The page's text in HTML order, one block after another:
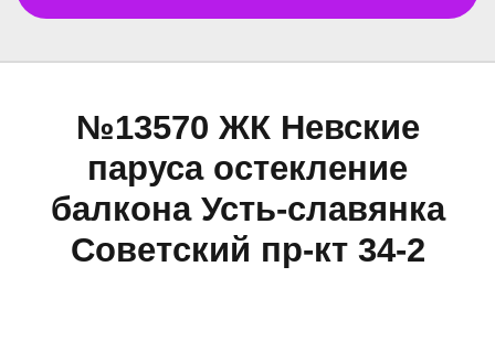
№13570 ЖК Невские
паруса остекление
балкона Усть-славянка
Советский пр-кт 34-2